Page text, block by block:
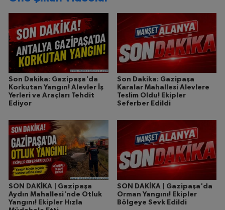
Son Dakika: Gazipaşa'da
Korkutan Yangın! Alevler İş
Yerleri ve Araçları Tehdit
Ediyor
Son Dakika: Gazipaşa
Karalar Mahallesi Alevlere
Teslim Oldu! Ekipler
Seferber Edildi
SON DAKİKA | Gazipaşa
Aydın Mahallesi'nde Otluk
Yangını! Ekipler Hızla
SON DAKİKA | Gazipaşa'da
Orman Yangını! Ekipler
Bölgeye Sevk Edildi